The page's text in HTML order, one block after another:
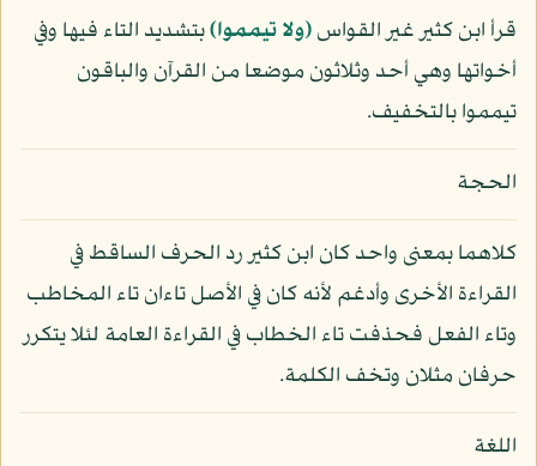
قرأ ابن كثير غير القواس﴿ولا تيمموا﴾بتشديد التاء فيها وفي
أخواتها وهي أحد وثلاثون موضعا من القرآن والباقون
تيمموا بالتخفيف.
الحجة
كلاهما بمعنى واحد كان ابن كثير رد الحرف الساقط في
القراءة الأخرى وأدغم لأنه كان في الأصل تاءان تاء المخاطب
وتاء الفعل فحذفت تاء الخطاب في القراءة العامة لئلا يتكرر
حرفان مثلان وتخف الكلمة.
اللغة